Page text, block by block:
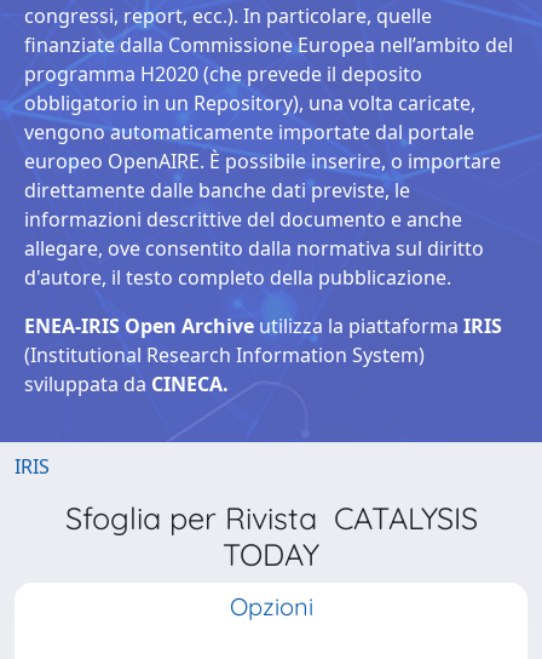
congressi, report, ecc.). In particolare, quelle
finanziate dalla Commissione Europea nell’ambito del
programma H2020 (che prevede il deposito
obbligatorio in un Repository), una volta caricate,
vengono automaticamente importate dal portale
europeo OpenAIRE. È possibile inserire, o importare
direttamente dalle banche dati previste, le
informazioni descrittive del documento e anche
allegare, ove consentito dalla normativa sul diritto
d'autore, il testo completo della pubblicazione.
ENEA-IRIS Open Archive utilizza la piattaforma IRIS
(Institutional Research Information System)
sviluppata da CINECA.
IRIS
Sfoglia per Rivista CATALYSIS
TODAY
Opzioni